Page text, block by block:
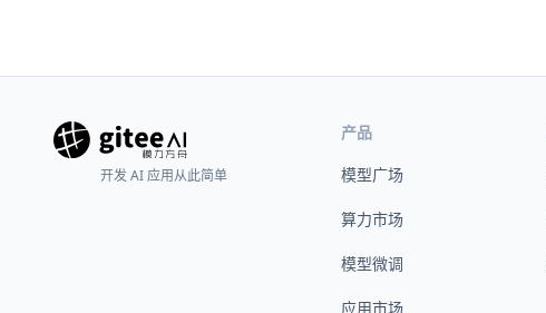
开发 AI 应用从此简单
产品
模型广场
算力市场
模型微调
应用市场